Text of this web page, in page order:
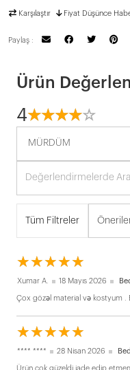
Karşılaştır Fiyat Düşünce
Paylaş :
Ürün
4☆☆☆☆☆
★★★★★
Tüm Filtreler
☆☆☆☆☆
★★★★★
Xumar A. 18 Mayıs 2026
Çox gözəl material və kostyum .
☆☆☆☆☆
★★★★★
**** **** 28 Nisan 2026
Ürün çok güzeldi iade edip